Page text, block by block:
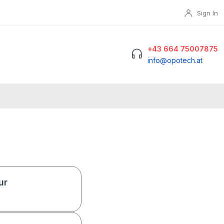
Sign In
+43 664 75007875
info@opotech.at